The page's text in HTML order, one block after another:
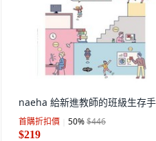
naeha 給新進教師的班級生存
首購折扣價 50%$446
$219